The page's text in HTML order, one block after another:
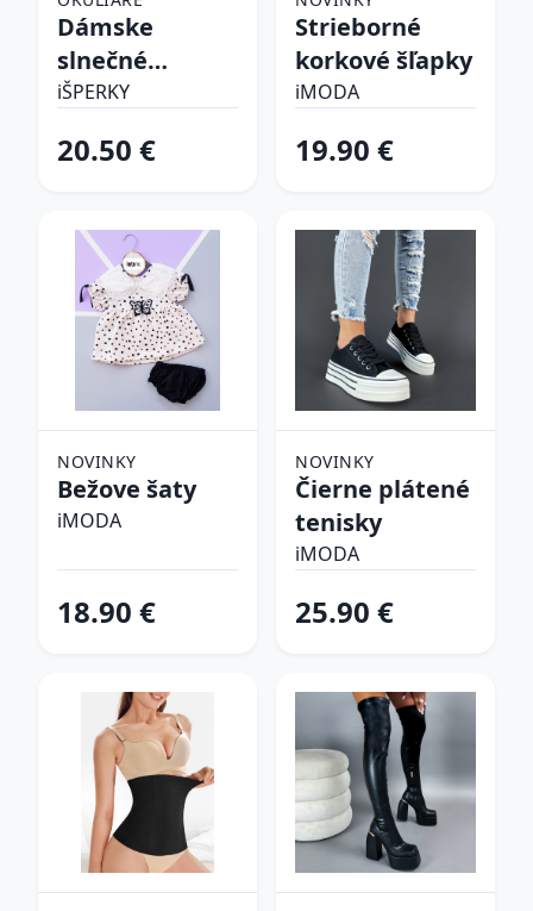
Dámske
slnečné
okuliare
iŠPERKY
20.50 €
Strieborné
korkové šľapky
iMODA
19.90 €
NOVINKY
Bežove šaty
iMODA
18.90 €
NOVINKY
Čierne plátené
tenisky
iMODA
25.90 €